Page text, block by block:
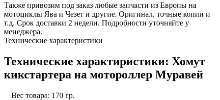
Также привозим под заказ любые запчасти из Европы на
мотоциклы Ява и Чезет и другие. Оригинал, точные копии и
т.д. Срок доставки 2 недели. Подробности уточняйте у
менеджера.
Технические характеристики
Технические характиристики: Хомут
кикстартера на мотороллер Муравей
Вес товара: 170 гр.